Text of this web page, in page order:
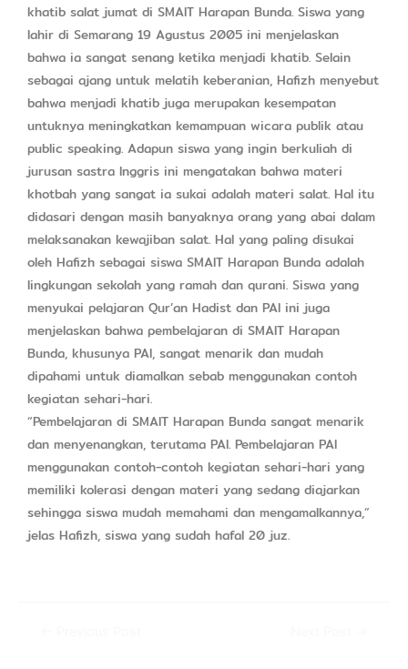
khatib salat jumat di SMAIT Harapan Bunda. Siswa yang
lahir di Semarang 19 Agustus 2005 ini menjelaskan
bahwa ia sangat senang ketika menjadi khatib. Selain
sebagai ajang untuk melatih keberanian, Hafizh menyebut
bahwa menjadi khatib juga merupakan kesempatan
untuknya meningkatkan kemampuan wicara publik atau
public speaking. Adapun siswa yang ingin berkuliah di
jurusan sastra Inggris ini mengatakan bahwa materi
khotbah yang sangat ia sukai adalah materi salat. Hal itu
didasari dengan masih banyaknya orang yang abai dalam
melaksanakan kewajiban salat. Hal yang paling disukai
oleh Hafizh sebagai siswa SMAIT Harapan Bunda adalah
lingkungan sekolah yang ramah dan qurani. Siswa yang
menyukai pelajaran Qur’an Hadist dan PAI ini juga
menjelaskan bahwa pembelajaran di SMAIT Harapan
Bunda, khusunya PAI, sangat menarik dan mudah
dipahami untuk diamalkan sebab menggunakan contoh
kegiatan sehari-hari.
“Pembelajaran di SMAIT Harapan Bunda sangat menarik
dan menyenangkan, terutama PAI. Pembelajaran PAI
menggunakan contoh-contoh kegiatan sehari-hari yang
memiliki kolerasi dengan materi yang sedang diajarkan
sehingga siswa mudah memahami dan mengamalkannya,”
jelas Hafizh, siswa yang sudah hafal 20 juz.